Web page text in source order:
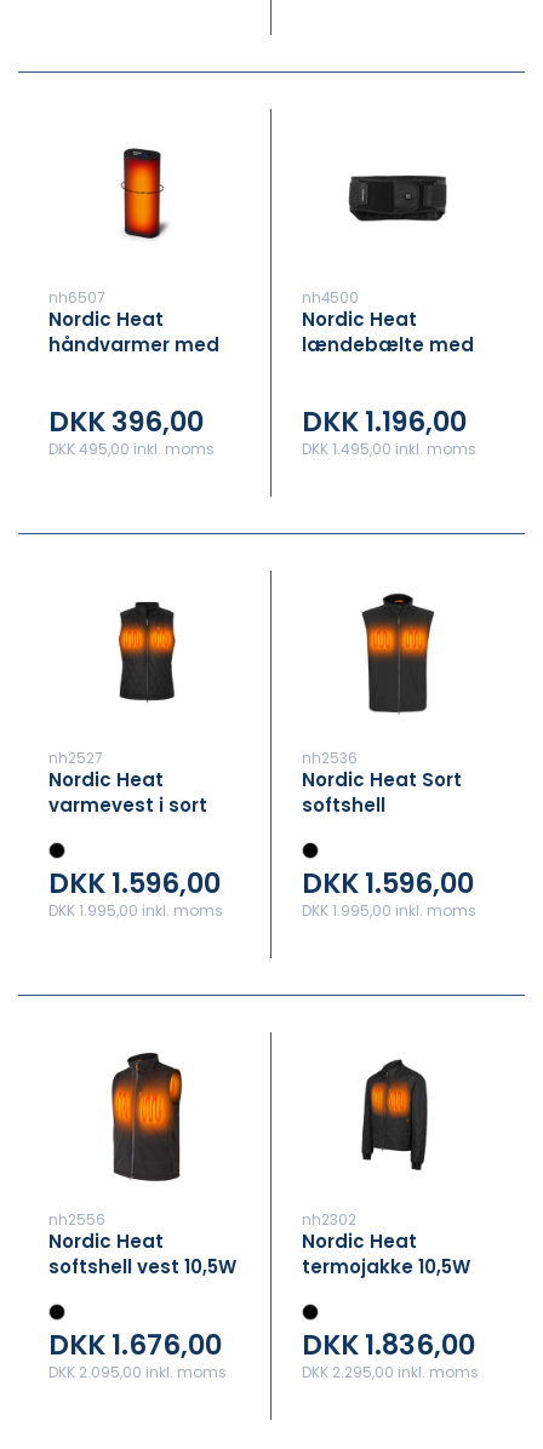
nh6507
Nordic Heat
håndvarmer med
DKK 396,00
DKK 495,00 inkl. moms
nh4500
Nordic Heat
lændebælte med
DKK 1.196,00
DKK 1.495,00 inkl. moms
nh2527
Nordic Heat
varmevest i sort
DKK 1.596,00
DKK 1.995,00 inkl. moms
nh2536
Nordic Heat Sort
softshell
DKK 1.596,00
DKK 1.995,00 inkl. moms
nh2556
Nordic Heat
softshell vest 10,5W
DKK 1.676,00
DKK 2.095,00 inkl. moms
nh2302
Nordic Heat
termojakke 10,5W
DKK 1.836,00
DKK 2.295,00 inkl. moms